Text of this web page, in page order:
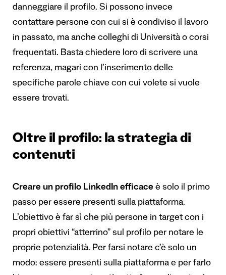
danneggiare il profilo. Si possono invece
contattare persone con cui si è condiviso il lavoro
in passato, ma anche colleghi di Università o corsi
frequentati. Basta chiedere loro di scrivere una
referenza, magari con l’inserimento delle
specifiche parole chiave con cui volete si vuole
essere trovati.
Oltre il profilo: la strategia di
contenuti
Creare un profilo LinkedIn efficace è solo il primo
passo per essere presenti sulla piattaforma.
L’obiettivo è far sì che più persone in target con i
propri obiettivi “atterrino” sul profilo per notare le
proprie potenzialità. Per farsi notare c’è solo un
modo: essere presenti sulla piattaforma e per farlo